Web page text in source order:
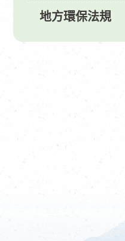
地方環保法規